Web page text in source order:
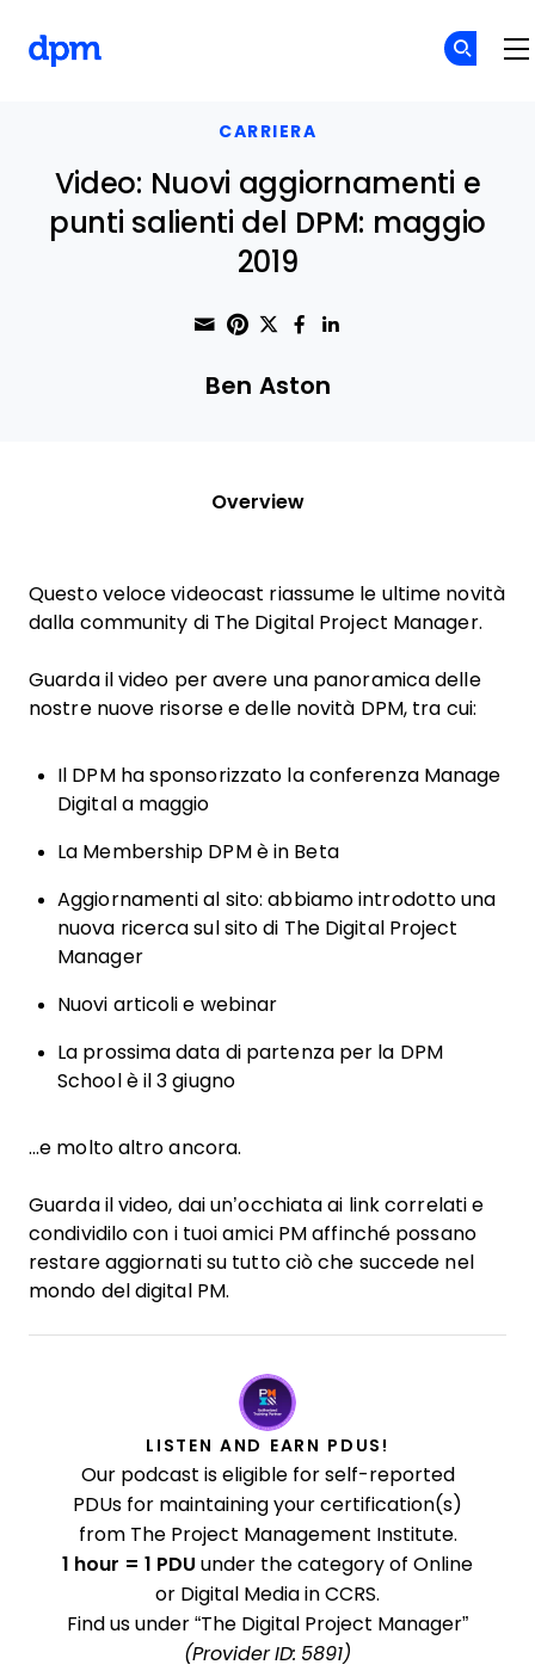
CARRIERA
Video: Nuovi aggiornamenti e
punti salienti del DPM: maggio
2019
Share through Email
Print this page
Share on Pinterest
Share on Twitter
Share on
Ben Aston
Overview
Questo veloce videocast riassume le ultime novità
dalla community di The Digital Project Manager.
Guarda il video per avere una panoramica delle
nostre nuove risorse e delle novità DPM, tra cui:
Il DPM ha sponsorizzato la conferenza Manage
Digital a maggio
La Membership DPM è in Beta
Aggiornamenti al sito: abbiamo introdotto una
nuova ricerca sul sito di The Digital Project
Manager
Nuovi articoli e webinar
La prossima data di partenza per la DPM
School è il 3 giugno
…e molto altro ancora.
Guarda il video, dai un’occhiata ai link correlati e
condividilo con i tuoi amici PM affinché possano
restare aggiornati su tutto ciò che succede nel
mondo del digital PM.
LISTEN AND EARN PDUS!
Our podcast is eligible for self-reported
PDUs for maintaining your certification(s)
from The Project Management Institute.
1 hour = 1 PDU under the category of Online
or Digital Media in CCRS.
Find us under “The Digital Project Manager”
(Provider ID: 5891)